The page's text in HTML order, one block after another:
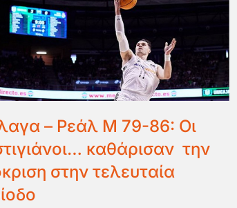
– Ρεάλ Μ 79-86: Οι
καθάρισαν την
στην τελευταία